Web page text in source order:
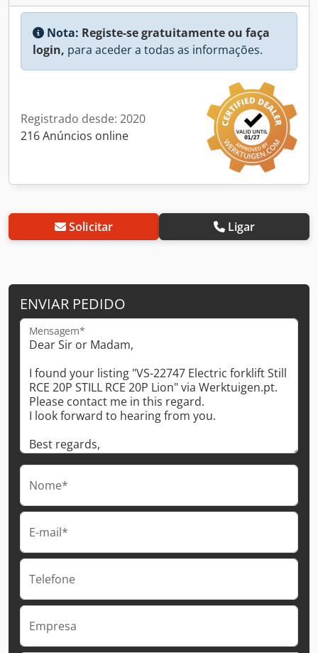
Nota: Registe-se gratuitamente ou faça
login, para aceder a todas as informações.
Registrado desde: 2020
216 Anúncios online
Solicitar Ligar
ENVIAR PEDIDO
Mensagem*
Nome*
E-mail*
Telefone
Empresa